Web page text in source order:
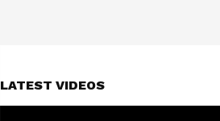
LATEST VIDEOS